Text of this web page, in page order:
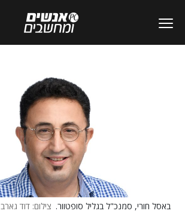
באסל חורי, סמנכ"ל בגליל סופטוור. צילום: דוד גארב